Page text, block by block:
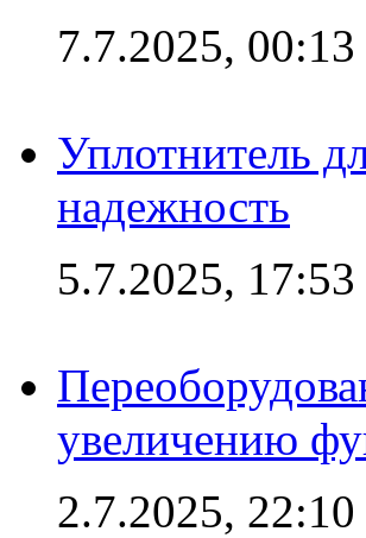
7.7.2025, 00:13
Уплотнитель
надежность
5.7.2025, 17:53
увеличению
2.7.2025, 22:10